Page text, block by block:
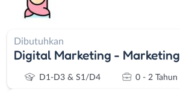
Dibutuhkan
Digital Marketing - Marketing
D1-D3 & S1/D4 0 - 2 Tahun